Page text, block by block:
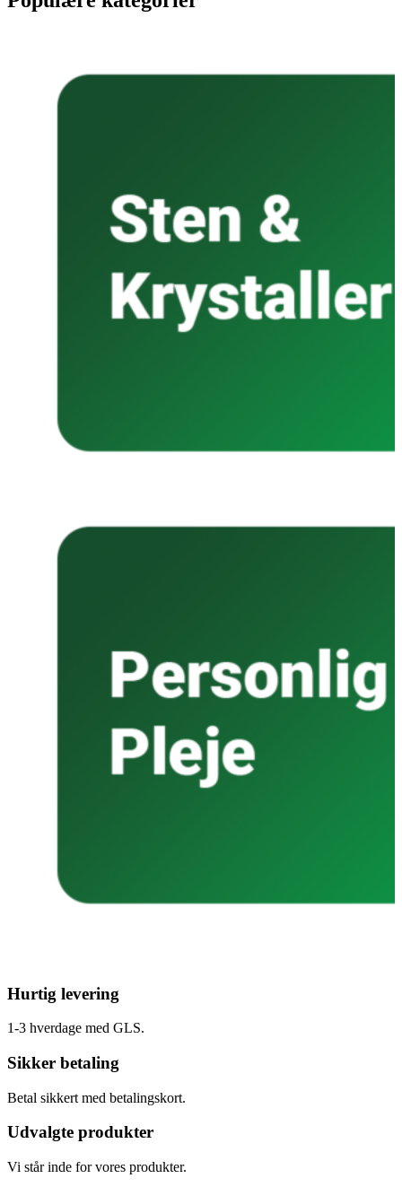
Hurtig levering
1-3 hverdage med GLS.
Sikker betaling
Betal sikkert med betalingskort.
Udvalgte produkter
Vi står inde for vores produkter.